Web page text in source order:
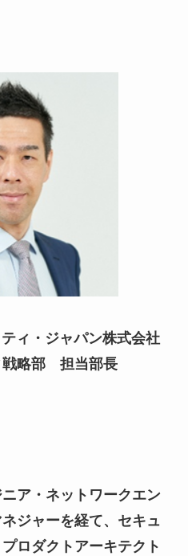
・ジャパン株式会社
略部 担当部長
ア・ネットワークエン
ジャーを経て、セキュ
ロダクトアーキテクト